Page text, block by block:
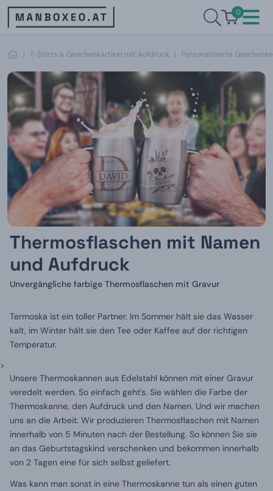
0
| T-Shirts & Geschenkartikel mit Aufdruck | Personalisierte Geschenke
Thermosflaschen mit Namen
und Aufdruck
Unvergängliche farbige Thermosflaschen mit Gravur
Termoska ist ein toller Partner. Im Sommer hält sie das Wasser
kalt, im Winter hält sie den Tee oder Kaffee auf der richtigen
Temperatur.
>
Unsere Thermoskannen aus Edelstahl können mit einer Gravur
veredelt werden. So einfach geht's. Sie wählen die Farbe der
Thermoskanne, den Aufdruck und den Namen. Und wir machen
uns an die Arbeit. Wir produzieren Thermosflaschen mit Namen
innerhalb von 5 Minuten nach der Bestellung. So können Sie sie
an das Geburtstagskind verschenken und bekommen innerhalb
von 2 Tagen eine für sich selbst geliefert.
Was kann man sonst in eine Thermoskanne tun als einen guten